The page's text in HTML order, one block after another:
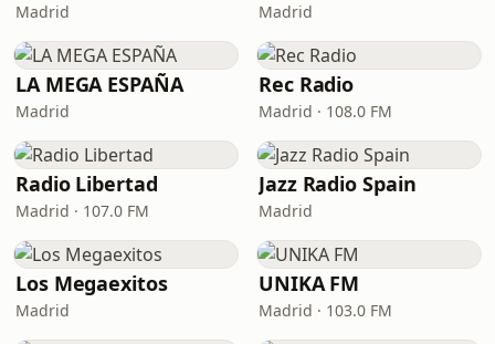
Madrid Madrid
LA MEGA ESPAÑA
Madrid
Rec Radio
Madrid · 108.0 FM
Radio Libertad
Madrid · 107.0 FM
Jazz Radio Spain
Madrid
Los Megaexitos
Madrid
UNIKA FM
Madrid · 103.0 FM